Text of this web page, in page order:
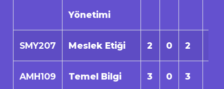
Yönetimi
SMY207 Meslek Etiği 2 0 2
AMH109
Temel Bilgi
3 0 3